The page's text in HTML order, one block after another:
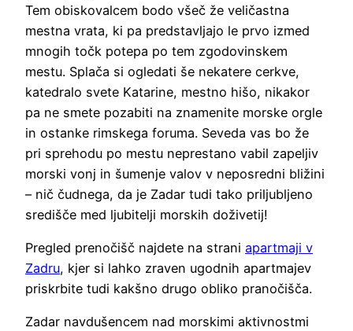
Tem obiskovalcem bodo všeč že veličastna
mestna vrata, ki pa predstavljajo le prvo izmed
mnogih točk potepa po tem zgodovinskem
mestu. Splača si ogledati še nekatere cerkve,
katedralo svete Katarine, mestno hišo, nikakor
pa ne smete pozabiti na znamenite morske orgle
in ostanke rimskega foruma. Seveda vas bo že
pri sprehodu po mestu neprestano vabil zapeljiv
morski vonj in šumenje valov v neposredni bližini
– nič čudnega, da je Zadar tudi tako priljubljeno
središče med ljubitelji morskih doživetij!
Pregled prenočišč najdete na strani apartmaji v
Zadru, kjer si lahko zraven ugodnih apartmajev
priskrbite tudi kakšno drugo obliko pranočišča.
Zadar navdušencem nad morskimi aktivnostmi